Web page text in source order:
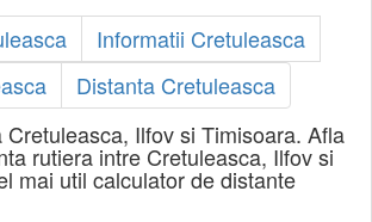
Informatii Cretuleasca
Distanta Cretuleasca
Cretuleasca, Ilfov si Timisoara. Afla
rutiera intre Cretuleasca, Ilfov si
mai util calculator de distante